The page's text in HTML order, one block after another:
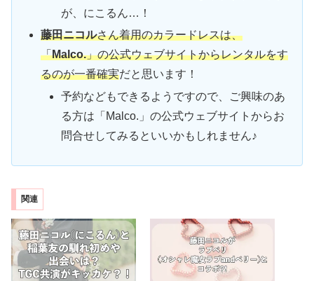
が、にこるん…！
藤田ニコルさん着用のカラードレスは、
「Malco.」の公式ウェブサイトからレンタルをす
るのが一番確実だと思います！
予約などもできるようですので、ご興味のあ
る方は「Malco.」の公式ウェブサイトからお
問合せしてみるといいかもしれません♪
関連